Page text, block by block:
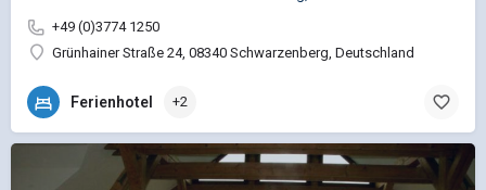
+49 (0)3774 1250
Grünhainer Straße 24, 08340 Schwarzenberg, Deutschland
Ferienhotel +2